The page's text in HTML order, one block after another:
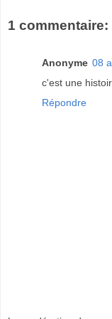
1 commentaire:
Anonyme 08
c'est une
Répondre